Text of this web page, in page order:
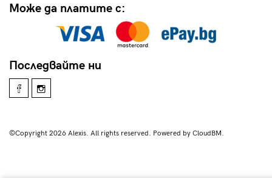
Може да платите с:
Последвайте ни
©Copyright 2026 Alexis. All rights reserved. Powered by CloudBM.